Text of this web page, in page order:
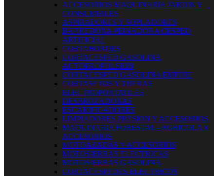
ACCESORIOS MAQUINARIA JARDIN Y
CONSUMIBLES
ASPIRADORES Y SOPLADORES
BARREDORA PEINADORA CESPED
ARTIFICIAL
CORTABORDES
CORTACESPED GASOLINA
AUTOPROPULSION
CORTACESPED GASOLINA EMPUJE
CORTASETOS Y TIJERAS
ELECTROPORTATILES
DESBROZADORAS
ESCARIFICADORES
LIMPIADORES PRESION Y ACCESORIOS
MAQUINARIA FORESTAL - AGRICOLA Y
ACCESORIOS
MOTOAZADAS Y ACCESORIOS
MOTOSIERRAS ELECTRICAS
MOTOSIERRAS GASOLINA
CORTACESPEDES ELECTRICOS